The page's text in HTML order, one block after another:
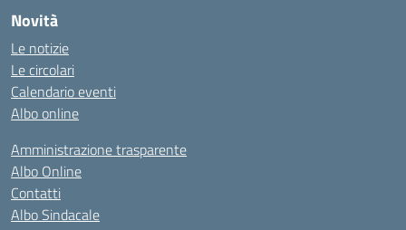
Novità
Le notizie
Le circolari
Calendario eventi
Albo online
Amministrazione trasparente
Albo Online
Contatti
Albo Sindacale